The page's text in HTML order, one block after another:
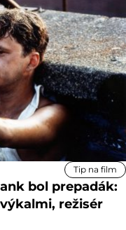
Tip na film
bol prepadák:
režisér